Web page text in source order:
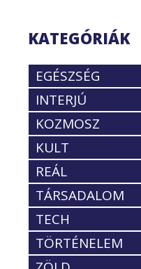
KATEGÓRIÁK
EGÉSZSÉG
INTERJÚ
KOZMOSZ
KULT
REÁL
TÁRSADALOM
TECH
TÖRTÉNELEM